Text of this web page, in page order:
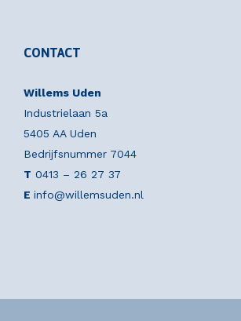
CONTACT
Willems Uden
Industrielaan 5a
5405 AA Uden
Bedrijfsnummer 7044
T 0413 – 26 27 37
E info@willemsuden.nl